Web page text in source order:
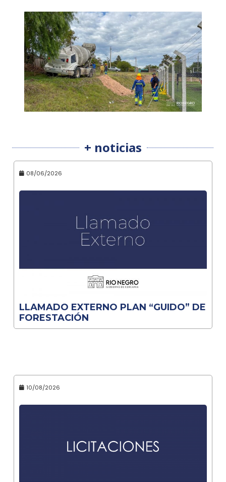
+ noticias
08/06/2026
LLAMADO EXTERNO PLAN “GUIDO” DE
FORESTACIÓN
10/08/2026